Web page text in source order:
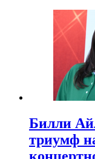
Билли
триумф